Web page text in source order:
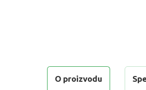
O proizvodu